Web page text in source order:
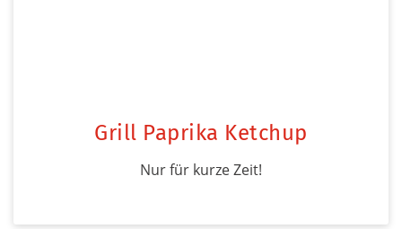
Grill Paprika Ketchup
Nur für kurze Zeit!